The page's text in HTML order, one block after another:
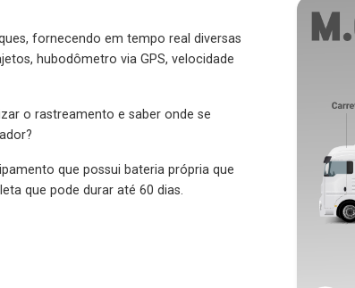
fornecendo em tempo real diversas
hubodômetro via GPS, velocidade
o rastreamento e saber onde se
que possui bateria própria que
que pode durar até 60 dias.